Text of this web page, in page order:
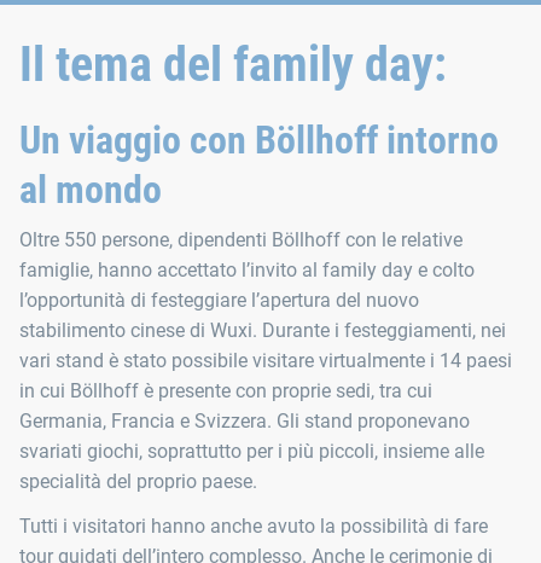
Il tema del family day:
Un viaggio con Böllhoff intorno
al mondo
Oltre 550 persone, dipendenti Böllhoff con le relative
famiglie, hanno accettato l’invito al family day e colto
l’opportunità di festeggiare l’apertura del nuovo
stabilimento cinese di Wuxi. Durante i festeggiamenti, nei
vari stand è stato possibile visitare virtualmente i 14 paesi
in cui Böllhoff è presente con proprie sedi, tra cui
Germania, Francia e Svizzera. Gli stand proponevano
svariati giochi, soprattutto per i più piccoli, insieme alle
specialità del proprio paese.
Tutti i visitatori hanno anche avuto la possibilità di fare
tour guidati dell’intero complesso. Anche le cerimonie di